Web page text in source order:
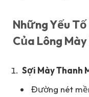
Những Yếu
Của Lông
Sợi Mày Thanh
Đường nét